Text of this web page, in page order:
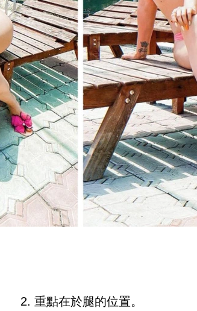
2. 重點在於腿的位置。